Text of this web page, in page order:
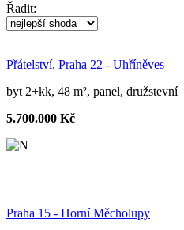
Řadit:
Přátelství, Praha 22 - Uhříněves
byt 2+kk, 48 m², panel, družstevní
5.700.000 Kč
Praha 15 - Horní Měcholupy